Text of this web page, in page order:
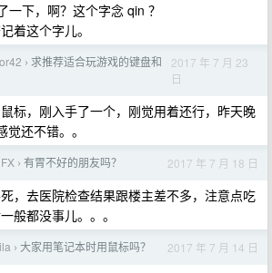
一下，啊？这个字念 qin ？
着这个字儿。
› 求推荐适合玩游戏的键盘和
2017 年 7 月 23
日
标，刚入手了一个，刚觉用着还行，昨天晚
觉还不错。。
› 有胃不好的朋友吗？ 2017 年 7 月 18 日
，去医院检查结果跟楼主差不多，注意点吃
般都没事儿。。。
› 大家用笔记本时用鼠标吗？ 2017 年 7 月 14 日